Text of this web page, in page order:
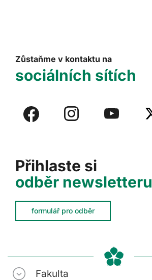
Přihlaste si
odběr newsletteru
formulář pro odběr
Zůstaňme v kontaktu na
sociálních sítích
Fakulta